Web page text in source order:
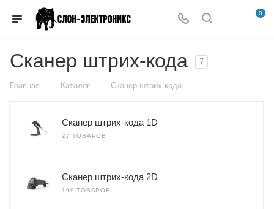
0
Сканер штрих-кода 7
Главная — Каталог — Сканер штрих-кода
Сканер штрих-кода 1D
27 ТОВАРОВ
Сканер штрих-кода 2D
199 ТОВАРОВ